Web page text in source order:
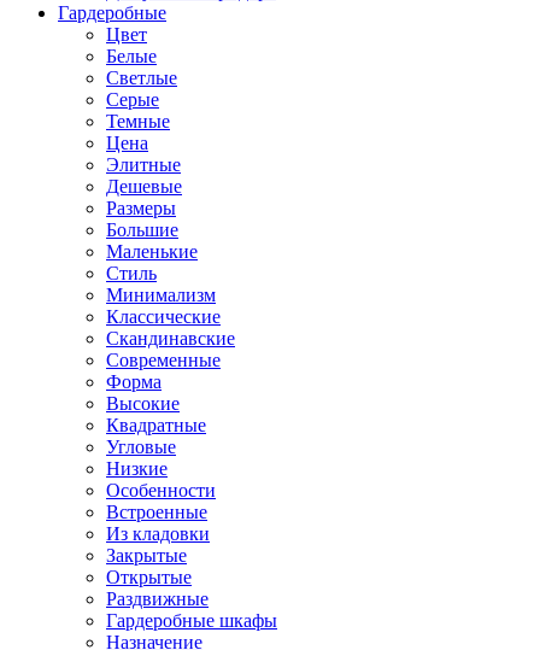
Гардеробные
Цвет
Белые
Светлые
Серые
Темные
Цена
Элитные
Дешевые
Размеры
Большие
Маленькие
Стиль
Минимализм
Классические
Скандинавские
Современные
Форма
Высокие
Квадратные
Угловые
Низкие
Особенности
Встроенные
Из кладовки
Закрытые
Открытые
Раздвижные
Гардеробные шкафы
Назначение